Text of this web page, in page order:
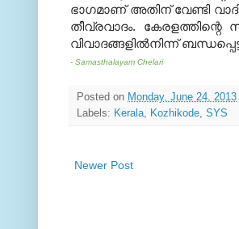
ഭാഗമാണ് അതിന് വേണ്ടി
തീവ്രവാദം.
വിവാദങ്ങളില്‍നിന്ന്
- Samasthalayam Chelari
Posted on Monday, June 24, 2013
Labels: Kerala Kozhikode SYS
Newer Post